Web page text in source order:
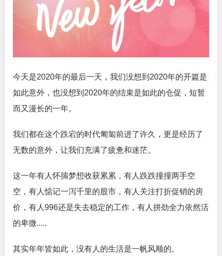
今天是2020年的最后一天，我们没想到2020年的开篇是
如此意外，也没想到2020年的结束是如此的仓促，短暂
而又漫长的一年。
我们都在这个跌宕的时代匍匐前进了许久，更是经历了
无数的意外，让我们充满了疲惫和迷茫。
这一年有人怀揣梦想收获累累，有人跌跌撞撞两手空
空，有人惦记一泻千里的股市，有人关注打折促销的房
价，有人996还是失去稳定的工作，有人拼劲全力依然活
的卑微.....
其实年年皆如此，没有人的生活是一帆风顺的。